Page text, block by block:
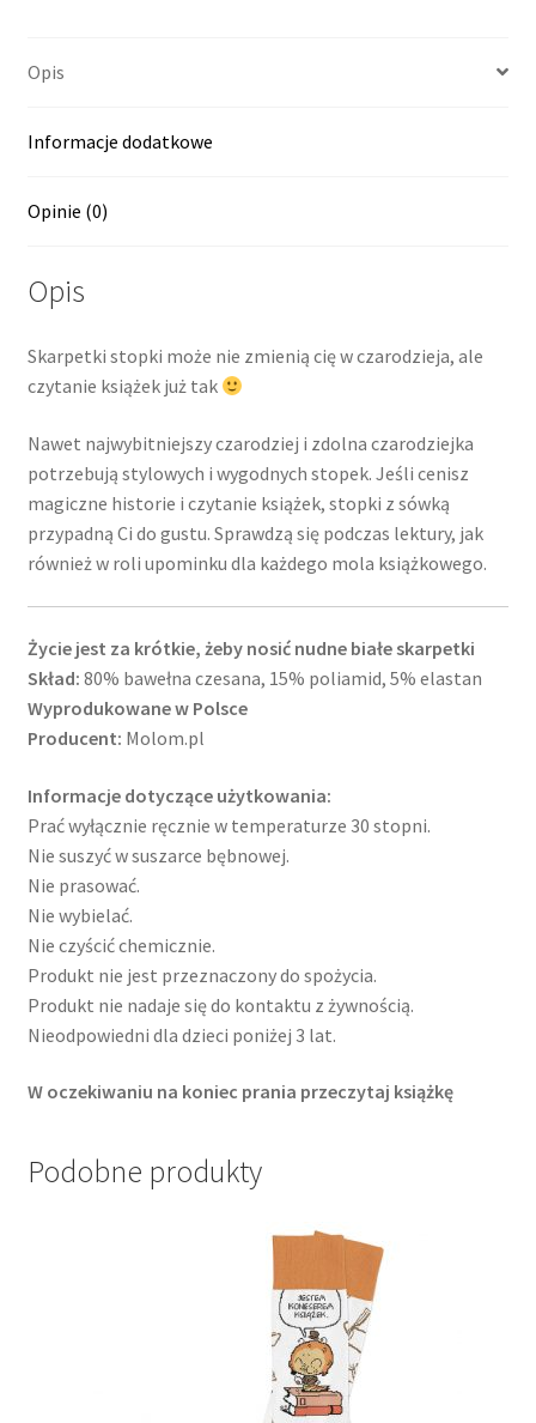
Opis
Informacje dodatkowe
Opinie (0)
Opis
Skarpetki stopki może nie zmienią cię w czarodzieja, ale
czytanie książek już tak
Nawet najwybitniejszy czarodziej i zdolna czarodziejka
potrzebują stylowych i wygodnych stopek. Jeśli cenisz
magiczne historie i czytanie książek, stopki z sówką
przypadną Ci do gustu. Sprawdzą się podczas lektury, jak
również w roli upominku dla każdego mola książkowego.
Życie jest za krótkie, żeby nosić nudne białe skarpetki
Skład: 80% bawełna czesana, 15% poliamid, 5% elastan
Wyprodukowane w Polsce
Producent: Molom.pl
Informacje dotyczące użytkowania:
Prać wyłącznie ręcznie w temperaturze 30 stopni.
Nie suszyć w suszarce bębnowej.
Nie prasować.
Nie wybielać.
Nie czyścić chemicznie.
Produkt nie jest przeznaczony do spożycia.
Produkt nie nadaje się do kontaktu z żywnością.
Nieodpowiedni dla dzieci poniżej 3 lat.
W oczekiwaniu na koniec prania przeczytaj książkę
Podobne produkty